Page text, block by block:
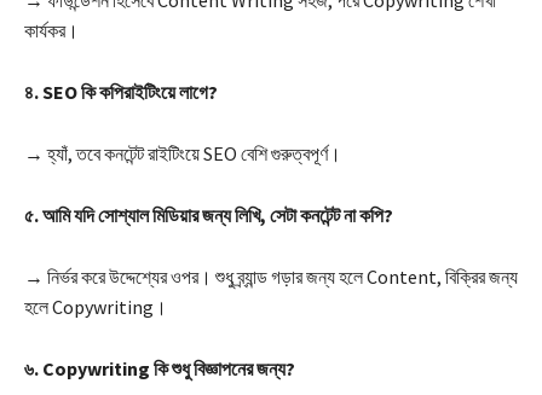
কার্যকর।
৪. SEO কি কপিরাইটিংয়ে লাগে?
→ হ্যাঁ, তবে কনটেন্ট রাইটিংয়ে SEO বেশি গুরুত্বপূর্ণ।
৫. আমি যদি সোশ্যাল মিডিয়ার জন্য লিখি, সেটা কনটেন্ট না কপি?
→ নির্ভর করে উদ্দেশ্যের ওপর। শুধু ব্র্যান্ড গড়ার জন্য হলে Content, বিক্রির জন্য
হলে Copywriting।
৬. Copywriting কি শুধু বিজ্ঞাপনের জন্য?